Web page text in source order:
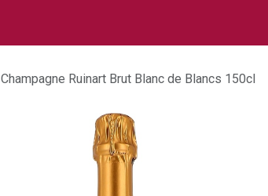
Champagne Ruinart Brut Blanc de Blancs 150cl